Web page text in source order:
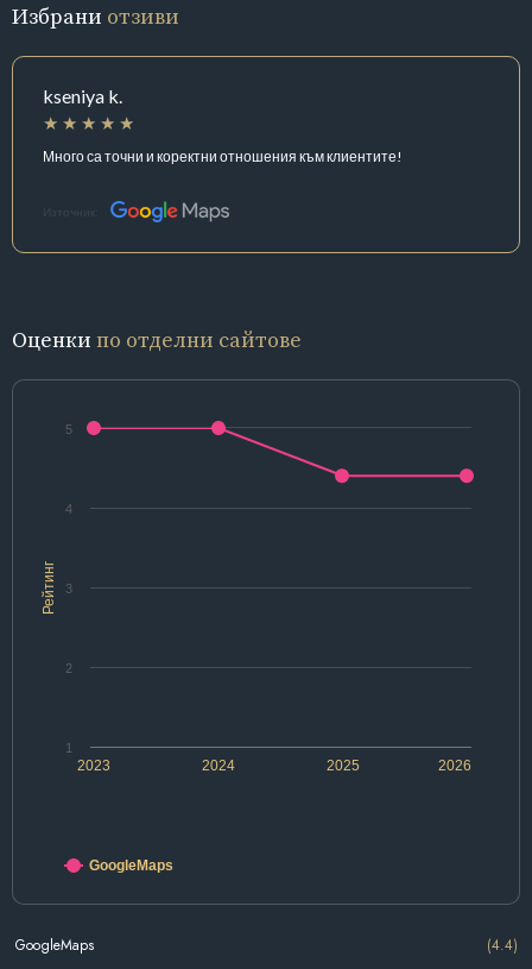
Избрани отзиви
kseniya k.
Много са точни и коректни отношения към клиентите!
Източник:
Оценки по отделни сайтове
Рейтинг
2024 2026
2023 2025
1
2
3
4
5
GoogleMaps
GoogleMaps (4.4)